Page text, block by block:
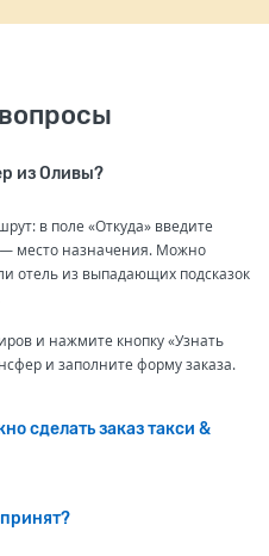
из Оливы?
в поле «Откуда» введите
— место назначения. Можно
отель из выпадающих подсказок
и нажмите кнопку «Узнать
и заполните форму заказа.
сделать заказ такси &